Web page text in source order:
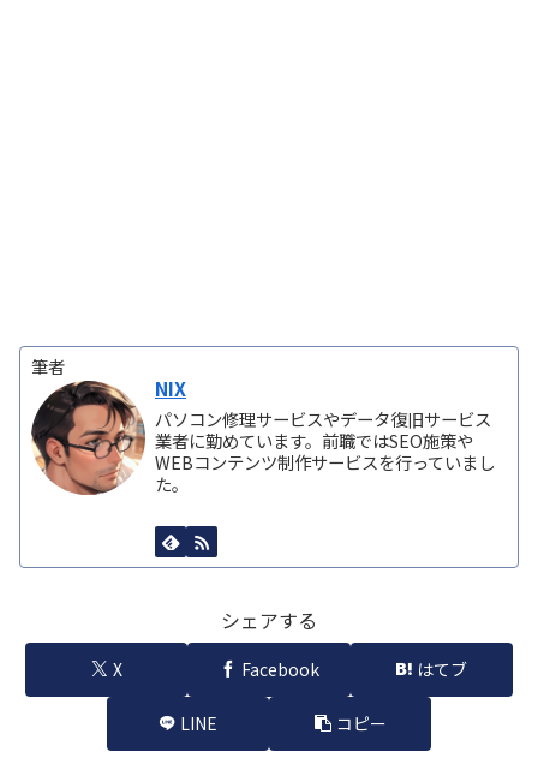
筆者
NIX
パソコン修理サービスやデータ復旧サービス
業者に勤めています。前職ではSEO施策や
WEBコンテンツ制作サービスを行っていまし
た。
シェアする
X Facebook はてブ
LINE コピー